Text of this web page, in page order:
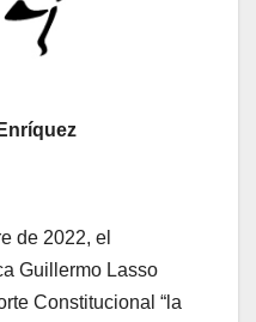
de 2022, el
Guillermo Lasso
Constitucional “la